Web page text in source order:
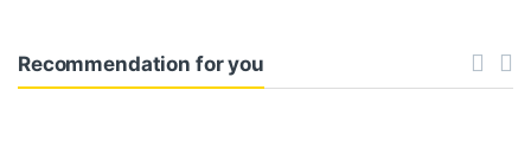
Recommendation for you